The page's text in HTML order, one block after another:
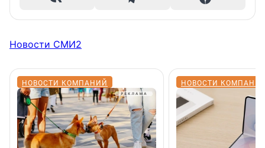
Новости СМИ2
НОВОСТИ КОМПАНИЙ НОВОСТИ